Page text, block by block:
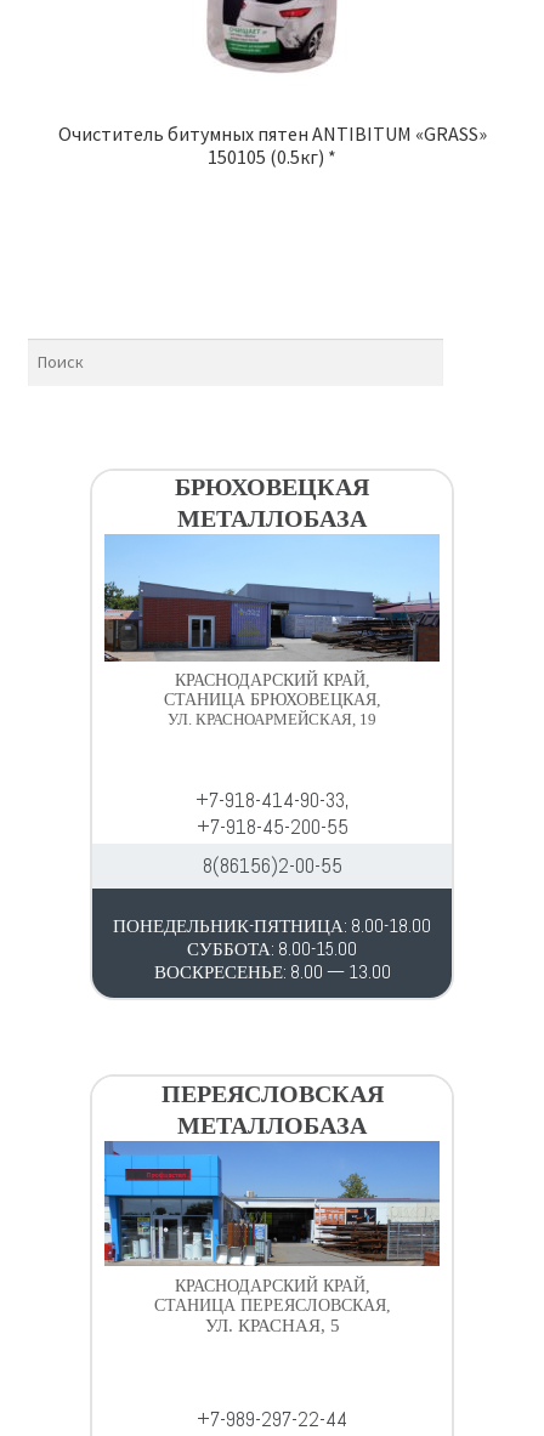
Очиститель битумных пятен ANTIBITUM «GRASS»
150105 (0.5кг) *
БРЮХОВЕЦКАЯ
МЕТАЛЛОБАЗА
КРАСНОДАРСКИЙ КРАЙ,
СТАНИЦА БРЮХОВЕЦКАЯ,
УЛ. КРАСНОАРМЕЙСКАЯ, 19
+7-918-414-90-33,
+7-918-45-200-55
8(86156)2-00-55
ПОНЕДЕЛЬНИК-ПЯТНИЦА: 8.00-18.00
СУББОТА: 8.00-15.00
ВОСКРЕСЕНЬЕ: 8.00 — 13.00
ПЕРЕЯСЛОВСКАЯ
МЕТАЛЛОБАЗА
КРАСНОДАРСКИЙ КРАЙ,
СТАНИЦА ПЕРЕЯСЛОВСКАЯ,
УЛ. КРАСНАЯ, 5
+7-989-297-22-44